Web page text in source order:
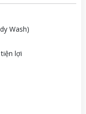
Wash)
lợi